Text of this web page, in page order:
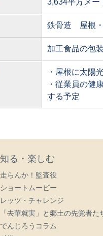
3,634平方メー
鉄骨造 屋根
加工食品の包
・屋根に太陽
・従業員の健
する予定
知る・楽しむ
走らんか！監査役
ショートムービー
レッツ・チャレンジ
「去華就実」と郷土の先覚者た
でんじろうコラム